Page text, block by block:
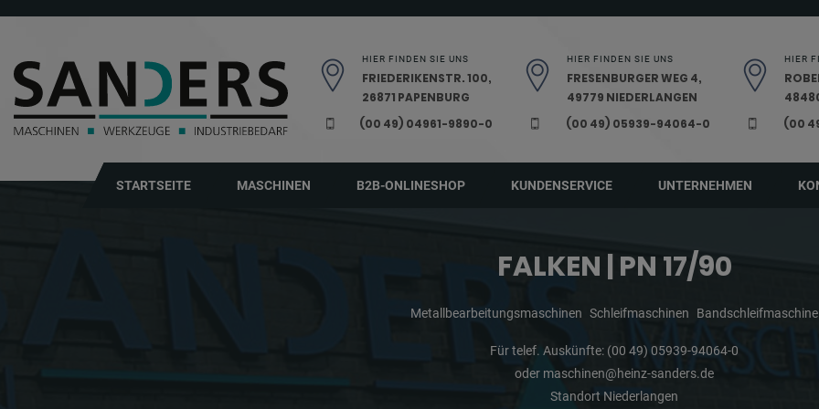
HIER FINDEN SIE UNS
FRIEDERIKENSTR. 100,
26871 PAPENBURG
(00 49) 04961-9890-0
HIER FINDEN SIE UNS
FRESENBURGER WEG 4,
49779 NIEDERLANGEN
(00 49) 05939-94064-0
HIER
(00
STARTSEITE MASCHINEN B2B-ONLINESHOP KUNDENSERVICE UNTERNEHMEN
FALKEN | PN 17/90
Metallbearbeitungsmaschinen Schleifmaschinen Bandschleifmaschine
Für telef. Auskünfte: (00 49) 05939-94064-0
oder maschinen@heinz-sanders.de
Standort Niederlangen